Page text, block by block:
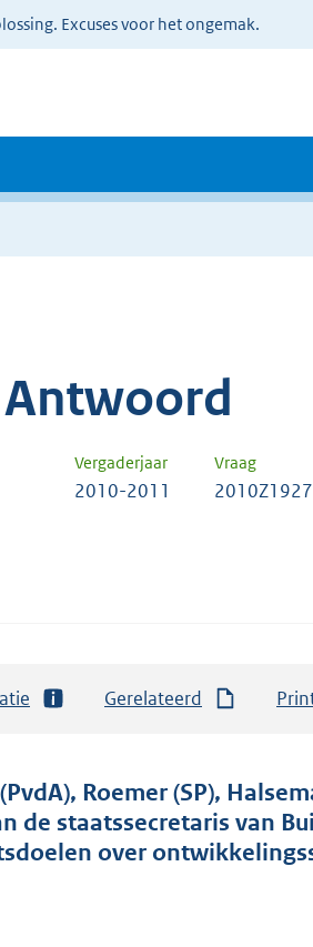
Excuses voor het ongemak.
Vergaderjaar Vraag
2010-2011
Gerelateerd
Roemer (SP),
de staatssecretaris van
over